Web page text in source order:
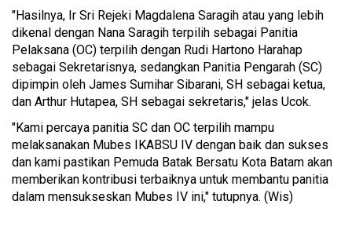
"Hasilnya, Ir Sri Rejeki Magdalena Saragih atau yang lebih
dikenal dengan Nana Saragih terpilih sebagai Panitia
Pelaksana (OC) terpilih dengan Rudi Hartono Harahap
sebagai Sekretarisnya, sedangkan Panitia Pengarah (SC)
dipimpin oleh James Sumihar Sibarani, SH sebagai ketua,
dan Arthur Hutapea, SH sebagai sekretaris," jelas Ucok.
"Kami percaya panitia SC dan OC terpilih mampu
melaksanakan Mubes IKABSU IV dengan baik dan sukses
dan kami pastikan Pemuda Batak Bersatu Kota Batam akan
memberikan kontribusi terbaiknya untuk membantu panitia
dalam mensukseskan Mubes IV ini," tutupnya. (Wis)